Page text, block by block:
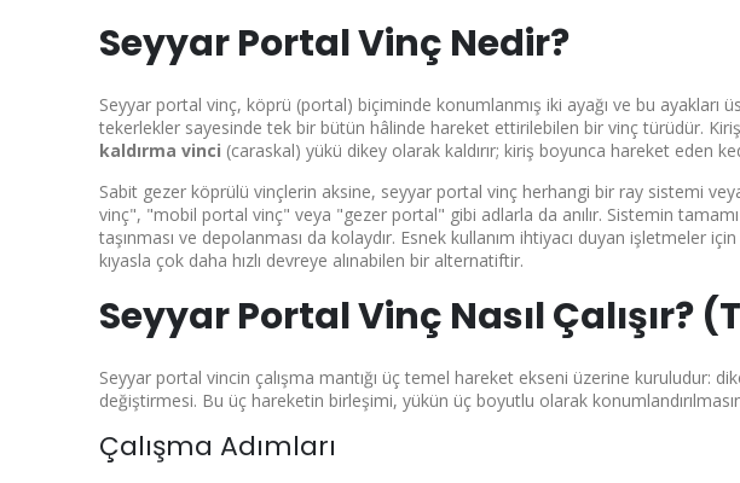
Seyyar Portal Vinç Nedir?
Seyyar portal vinç, köprü (portal) biçiminde konumlanmış iki ayağı ve bu ayakları
tekerlekler sayesinde tek bir bütün hâlinde hareket ettirilebilen bir vinç türüdür.
kaldırma vinci (caraskal) yükü dikey olarak kaldırır; kiriş boyunca hareket eden
Sabit gezer köprülü vinçlerin aksine, seyyar portal vinç herhangi bir ray sistemi
vinç", "mobil portal vinç" veya "gezer portal" gibi adlarla da anılır. Sistemin
taşınması ve depolanması da kolaydır. Esnek kullanım ihtiyacı duyan işletmeler için
kıyasla çok daha hızlı devreye alınabilen bir alternatiftir.
Seyyar Portal Vinç Nasıl Çalışır?
Seyyar portal vincin çalışma mantığı üç temel hareket ekseni üzerine kuruludur:
değiştirmesi. Bu üç hareketin birleşimi, yükün üç boyutlu olarak
Çalışma Adımları